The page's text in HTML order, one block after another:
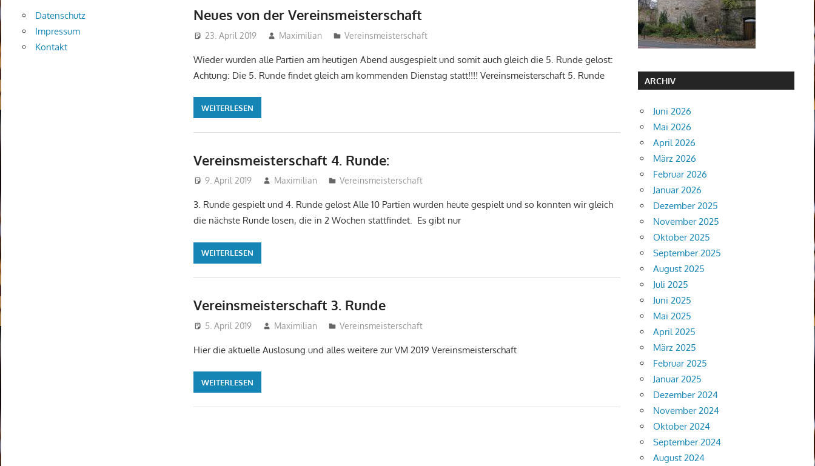
Neues von der Vereinsmeisterschaft
23. April 2019 Maximilian Vereinsmeisterschaft
Wieder wurden alle Partien am heutigen Abend ausgespielt und somit auch gleich die 5. Runde gelost:
Achtung: Die 5. Runde findet gleich am kommenden Dienstag statt!!!! Vereinsmeisterschaft 5. Runde
WEITERLESEN
Vereinsmeisterschaft 4. Runde:
9. April 2019 Maximilian Vereinsmeisterschaft
3. Runde gespielt und 4. Runde gelost Alle 10 Partien wurden heute gespielt und so konnten wir gleich
die nächste Runde losen, die in 2 Wochen stattfindet. Es gibt nur
WEITERLESEN
Vereinsmeisterschaft 3. Runde
5. April 2019 Maximilian Vereinsmeisterschaft
Hier die aktuelle Auslosung und alles weitere zur VM 2019 Vereinsmeisterschaft
WEITERLESEN
h
e
n
Datenschutz
Impressum
Kontakt
ARCHIV
Juni 2026
Mai 2026
April 2026
März 2026
Februar 2026
Januar 2026
Dezember 2025
November 2025
Oktober 2025
September 2025
August 2025
Juli 2025
Juni 2025
Mai 2025
April 2025
März 2025
Februar 2025
Januar 2025
Dezember 2024
November 2024
Oktober 2024
September 2024
August 2024